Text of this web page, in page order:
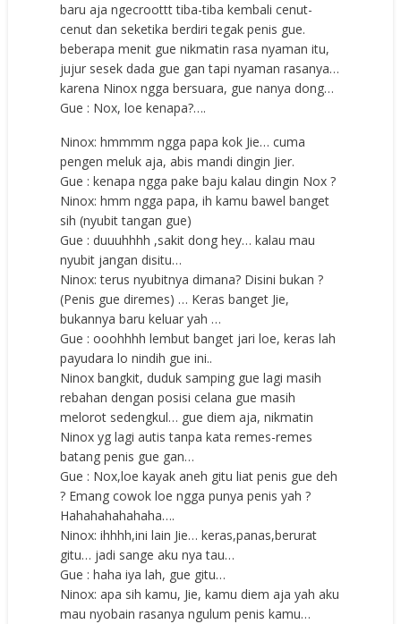
baru aja ngecroottt tiba-tiba kembali cenut-
cenut dan seketika berdiri tegak penis gue.
beberapa menit gue nikmatin rasa nyaman itu,
jujur sesek dada gue gan tapi nyaman rasanya…
karena Ninox ngga bersuara, gue nanya dong…
Gue : Nox, loe kenapa?….
Ninox: hmmmm ngga papa kok Jie… cuma
pengen meluk aja, abis mandi dingin Jier.
Gue : kenapa ngga pake baju kalau dingin Nox ?
Ninox: hmm ngga papa, ih kamu bawel banget
sih (nyubit tangan gue)
Gue : duuuhhhh ,sakit dong hey… kalau mau
nyubit jangan disitu…
Ninox: terus nyubitnya dimana? Disini bukan ?
(Penis gue diremes) … Keras banget Jie,
bukannya baru keluar yah …
Gue : ooohhhh lembut banget jari loe, keras lah
payudara lo nindih gue ini..
Ninox bangkit, duduk samping gue lagi masih
rebahan dengan posisi celana gue masih
melorot sedengkul… gue diem aja, nikmatin
Ninox yg lagi autis tanpa kata remes-remes
batang penis gue gan…
Gue : Nox,loe kayak aneh gitu liat penis gue deh
? Emang cowok loe ngga punya penis yah ?
Hahahahahahaha….
Ninox: ihhhh,ini lain Jie… keras,panas,berurat
gitu… jadi sange aku nya tau…
Gue : haha iya lah, gue gitu…
Ninox: apa sih kamu, Jie, kamu diem aja yah aku
mau nyobain rasanya ngulum penis kamu…